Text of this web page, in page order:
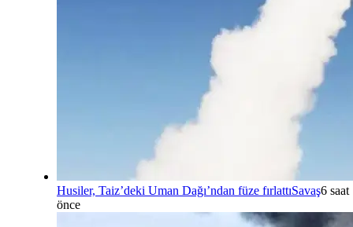
Husiler, Taiz’deki Uman Dağı’ndan füze fırlattıSavaş6 saat
önce